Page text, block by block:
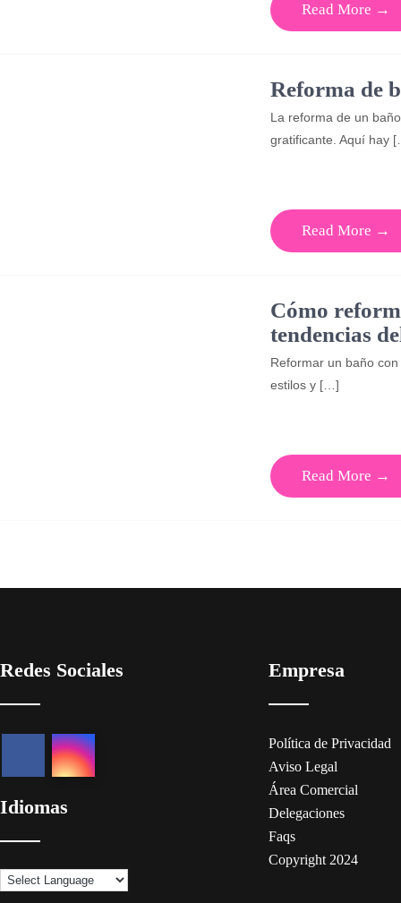
Read More →
Reforma de
La reforma de un
gratificante. Aquí hay
Read More →
Cómo
tendencias
Reformar un baño
estilos y […]
Read More →
Redes Sociales
Idiomas
Empresa
Política de Privacidad
Aviso Legal
Área Comercial
Delegaciones
Faqs
Copyright 2024